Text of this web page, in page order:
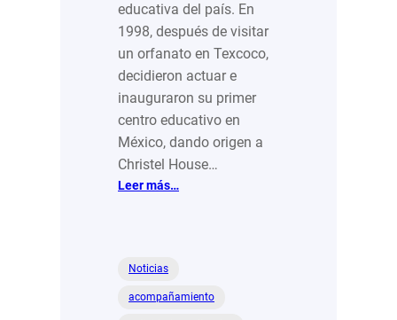
educativa del país. En
1998, después de visitar
un orfanato en Texcoco,
decidieron actuar e
inauguraron su primer
centro educativo en
México, dando origen a
Christel House…
Leer más…
para
Noticias
acompañamiento